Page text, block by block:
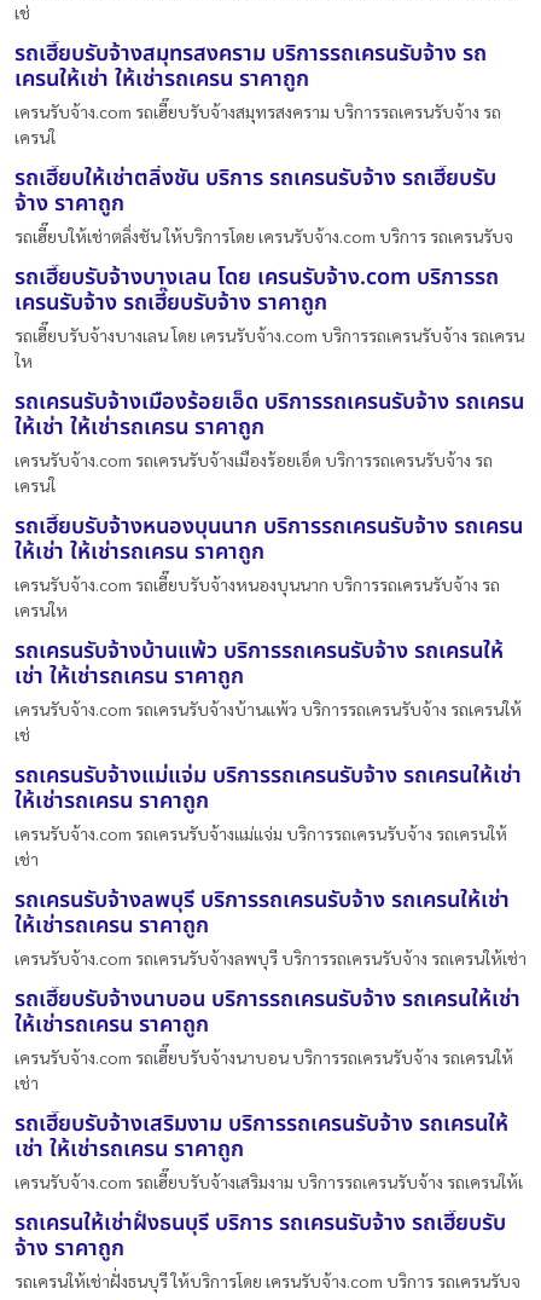
เช่
รถเฮี๊ยบรับจ้างสมุทรสงคราม บริการรถเครนรับจ้าง รถ
เครนให้เช่า ให้เช่ารถเครน ราคาถูก
เครนรับจ้าง.com รถเฮี๊ยบรับจ้างสมุทรสงคราม บริการรถเครนรับจ้าง รถ
เครนใ
รถเฮี๊ยบให้เช่าตลิ่งชัน บริการ รถเครนรับจ้าง รถเฮี๊ยบรับ
จ้าง ราคาถูก
รถเฮี๊ยบให้เช่าตลิ่งชัน ให้บริการโดย เครนรับจ้าง.com บริการ รถเครนรับจ
รถเฮี๊ยบรับจ้างบางเลน โดย เครนรับจ้าง.com บริการรถ
เครนรับจ้าง รถเฮี๊ยบรับจ้าง ราคาถูก
รถเฮี๊ยบรับจ้างบางเลน โดย เครนรับจ้าง.com บริการรถเครนรับจ้าง รถเครน
ให
รถเครนรับจ้างเมืองร้อยเอ็ด บริการรถเครนรับจ้าง รถเครน
ให้เช่า ให้เช่ารถเครน ราคาถูก
เครนรับจ้าง.com รถเครนรับจ้างเมืองร้อยเอ็ด บริการรถเครนรับจ้าง รถ
เครนใ
รถเฮี๊ยบรับจ้างหนองบุนนาก บริการรถเครนรับจ้าง รถเครน
ให้เช่า ให้เช่ารถเครน ราคาถูก
เครนรับจ้าง.com รถเฮี๊ยบรับจ้างหนองบุนนาก บริการรถเครนรับจ้าง รถ
เครนให
รถเครนรับจ้างบ้านแพ้ว บริการรถเครนรับจ้าง รถเครนให้
เช่า ให้เช่ารถเครน ราคาถูก
เครนรับจ้าง.com รถเครนรับจ้างบ้านแพ้ว บริการรถเครนรับจ้าง รถเครนให้
เช่
รถเครนรับจ้างแม่แจ่ม บริการรถเครนรับจ้าง รถเครนให้เช่า
ให้เช่ารถเครน ราคาถูก
เครนรับจ้าง.com รถเครนรับจ้างแม่แจ่ม บริการรถเครนรับจ้าง รถเครนให้
เช่า
รถเครนรับจ้างลพบุรี บริการรถเครนรับจ้าง รถเครนให้เช่า
ให้เช่ารถเครน ราคาถูก
เครนรับจ้าง.com รถเครนรับจ้างลพบุรี บริการรถเครนรับจ้าง รถเครนให้เช่า
รถเฮี๊ยบรับจ้างนาบอน บริการรถเครนรับจ้าง รถเครนให้เช่า
ให้เช่ารถเครน ราคาถูก
เครนรับจ้าง.com รถเฮี๊ยบรับจ้างนาบอน บริการรถเครนรับจ้าง รถเครนให้
เช่า
รถเฮี๊ยบรับจ้างเสริมงาม บริการรถเครนรับจ้าง รถเครนให้
เช่า ให้เช่ารถเครน ราคาถูก
เครนรับจ้าง.com รถเฮี๊ยบรับจ้างเสริมงาม บริการรถเครนรับจ้าง รถเครนให้เ
รถเครนให้เช่าฝั่งธนบุรี บริการ รถเครนรับจ้าง รถเฮี๊ยบรับ
จ้าง ราคาถูก
รถเครนให้เช่าฝั่งธนบุรี ให้บริการโดย เครนรับจ้าง.com บริการ รถเครนรับจ